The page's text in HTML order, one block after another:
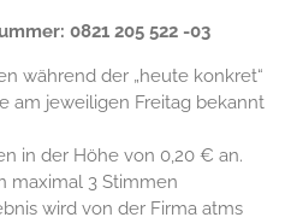
0821 205 522 -03
während der „heute konkret“
am jeweiligen Freitag bekannt
in der Höhe von 0,20 € an.
maximal 3 Stimmen
wird von der Firma atms